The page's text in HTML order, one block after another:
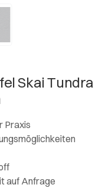
Skai Tundra
Praxis
auf Anfrage